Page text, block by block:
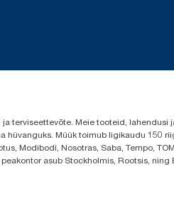
terviseettevõte. Meie tooteid,
Müük toimub ligikaudu 150
Modibodi, Nosotras, Saba, Tempo,
asub Stockholmis, Rootsis,